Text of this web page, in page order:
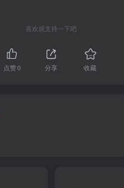
喜欢就支持一下吧
点赞0 分享 收藏